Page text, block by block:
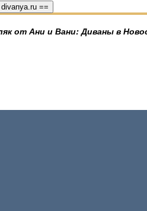
==
от Ани и Вани: Диваны в